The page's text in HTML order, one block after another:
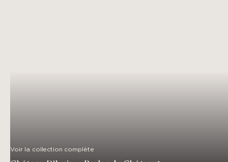
Voir la collection complète